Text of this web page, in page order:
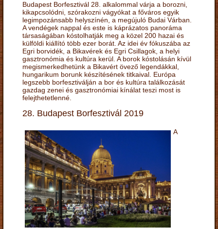
Budapest Borfesztivál 28. alkalommal várja a borozni,
kikapcsolódni, szórakozni vágyókat a főváros egyik
legimpozánsabb helyszínén, a megújuló Budai Várban.
A vendégek nappal és este is káprázatos panoráma
társaságában kóstolhatják meg a közel 200 hazai és
külföldi kiállító több ezer borát. Az idei év fókuszába az
Egri borvidék, a Bikavérek és Egri Csillagok, a helyi
gasztronómia és kultúra kerül. A borok kóstolásán kívül
megismerkedhetünk a Bikavért övező legendákkal,
hungarikum borunk készítésének titkaival. Európa
legszebb borfesztiválján a bor és kultúra találkozását
gazdag zenei és gasztronómiai kínálat teszi most is
felejthetetlenné.
28. Budapest Borfesztivál 2019
A